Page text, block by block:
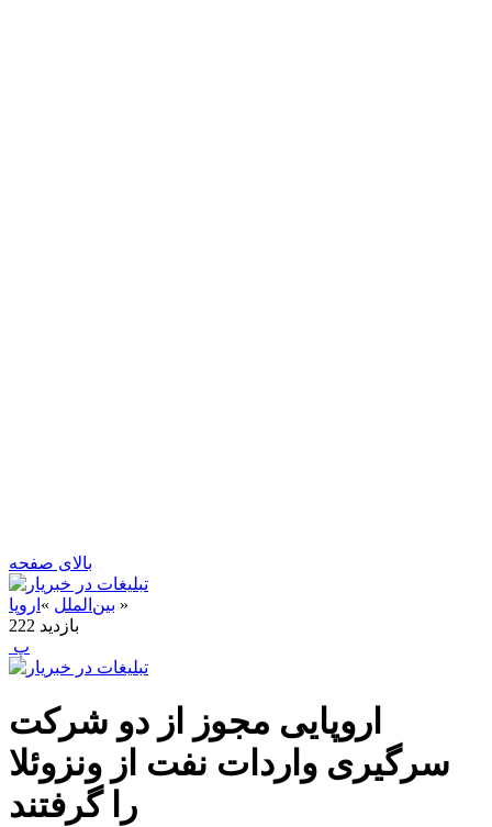
بالای صفحه
بین‌الملل » اروپا
»
222 بازدید
‍ پ
دو شرکت‎ اروپایی مجوز از
سرگیری واردات نفت از ونزوئلا
را گرفتند